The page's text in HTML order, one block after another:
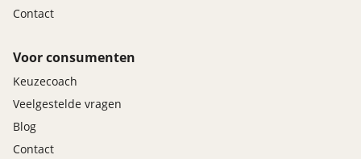
Contact
Voor consumenten
Keuzecoach
Veelgestelde vragen
Blog
Contact